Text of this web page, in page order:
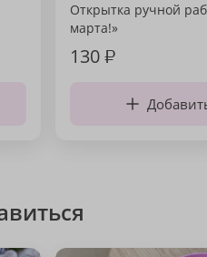
Открытка ручной
марта!»
130₽